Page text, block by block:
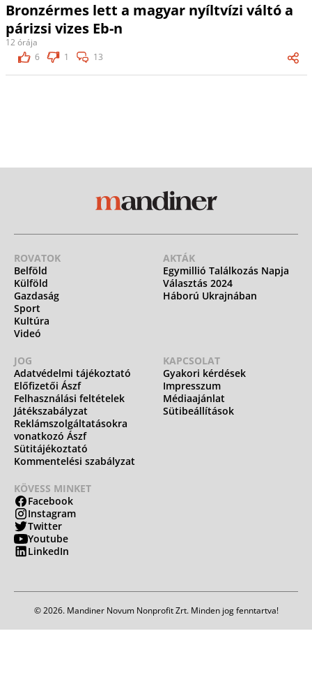
Bronzérmes lett a magyar nyíltvízi váltó a
párizsi vizes Eb-n
12 órája
6
1 13
ROVATOK
Belföld
Külföld
Gazdaság
Sport
Kultúra
Videó
AKTÁK
Egymillió Találkozás Napja
Választás 2024
Háború Ukrajnában
JOG
Adatvédelmi tájékoztató
Előfizetői Ászf
Felhasználási feltételek
Játékszabályzat
Reklámszolgáltatásokra
vonatkozó Ászf
Sütitájékoztató
Kommentelési szabályzat
KAPCSOLAT
Gyakori kérdések
Impresszum
Médiaajánlat
Sütibeállítások
KÖVESS MINKET
Facebook
Instagram
Twitter
Youtube
LinkedIn
© 2026. Mandiner Novum Nonprofit Zrt. Minden jog fenntartva!